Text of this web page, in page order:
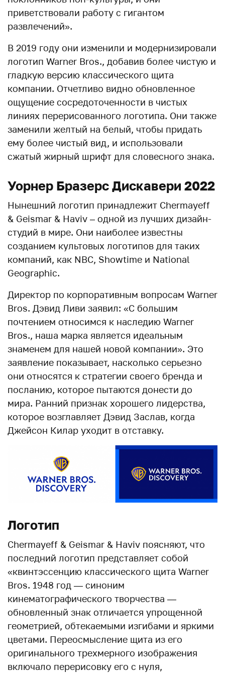
приветствовали работу с гигантом
развлечений».
В 2019 году они изменили и модернизировали
логотип Warner Bros., добавив более чистую и
гладкую версию классического щита
компании. Отчетливо видно обновленное
ощущение сосредоточенности в чистых
линиях перерисованного логотипа. Они также
заменили желтый на белый, чтобы придать
ему более чистый вид, и использовали
сжатый жирный шрифт для словесного знака.
Уорнер Бразерс Дискавери 2022
Нынешний логотип принадлежит Chermayeff
& Geismar & Haviv – одной из лучших дизайн-
студий в мире. Они наиболее известны
созданием культовых логотипов для таких
компаний, как NBC, Showtime и National
Geographic.
Директор по корпоративным вопросам Warner
Bros. Дэвид Ливи заявил: «С большим
почтением относимся к наследию Warner
Bros., наша марка является идеальным
знаменем для нашей новой компании». Это
заявление показывает, насколько серьезно
они относятся к стратегии своего бренда и
посланию, которое пытаются донести до
мира. Ранний признак хорошего лидерства,
которое возглавляет Дэвид Заслав, когда
Джейсон Килар уходит в отставку.
Логотип
Chermayeff & Geismar & Haviv поясняют, что
последний логотип представляет собой
«квинтэссенцию классического щита Warner
Bros. 1948 год — синоним
кинематографического творчества —
обновленный знак отличается упрощенной
геометрией, обтекаемыми изгибами и яркими
цветами. Переосмысление щита из его
оригинального трехмерного изображения
включало перерисовку его с нуля,